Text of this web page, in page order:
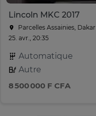
Lincoln MKC 2017
Parcelles Assainies, Dakar
25. avr., 20:35
Automatique
Autre
8 500 000 F CFA